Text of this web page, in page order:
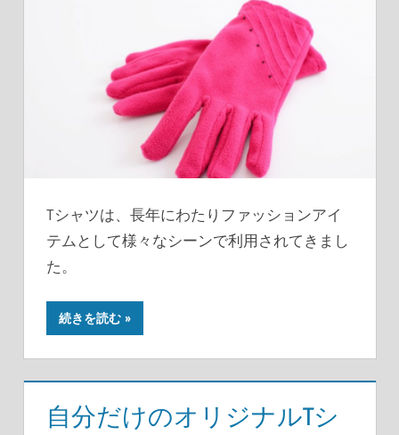
Tシャツは、長年にわたりファッションアイ
テムとして様々なシーンで利用されてきまし
た。
続きを読む
自分だけのオリジナルTシ